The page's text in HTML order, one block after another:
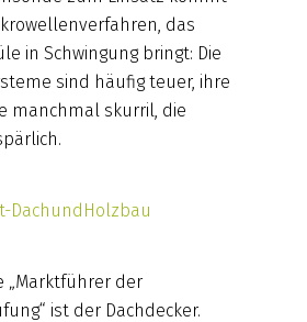
das
in Schwingung bringt: Die
sind häufig teuer, ihre
manchmal skurril, die
„Marktführer der
ist der Dachdecker.